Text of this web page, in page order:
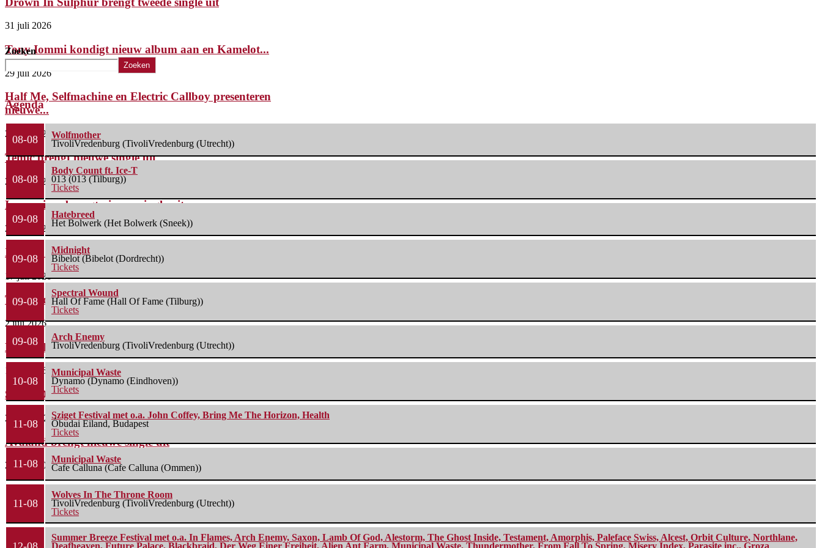
31 juli 2026
Tony Iommi kondigt nieuw album aan en Kamelot...
29 juli 2026
Half Me, Selfmachine en Electric Callboy presenteren
nieuwe...
29 juli 2026
Temic brengt nieuwe single uit
28 juli 2026
Insomnium brengt nieuwe single uit
27 juli 2026
Xskull8 lanceert nieuwe single
17 juli 2026
Twee video’s die je moet zien/horen
2 juli 2026
Drown In Sulphur overtuigt met nieuwe single
1 juli 2026
South Of Heaven talent: A Knight Under Maria’s...
28 mei 2026
Avaland brengt nieuwe single uit
23 april 2026
Zoeken
Zoeken
Agenda
08-08
Wolfmother
TivoliVredenburg (TivoliVredenburg (Utrecht))
08-08
Body Count ft. Ice-T
013 (013 (Tilburg))
Tickets
09-08
Hatebreed
Het Bolwerk (Het Bolwerk (Sneek))
09-08
Midnight
Bibelot (Bibelot (Dordrecht))
Tickets
09-08
Spectral Wound
Hall Of Fame (Hall Of Fame (Tilburg))
Tickets
09-08
Arch Enemy
TivoliVredenburg (TivoliVredenburg (Utrecht))
10-08
Municipal Waste
Dynamo (Dynamo (Eindhoven))
Tickets
11-08
Sziget Festival met o.a. John Coffey, Bring Me The Horizon, Health
Óbudai Eiland, Budapest
Tickets
11-08
Municipal Waste
Cafe Calluna (Cafe Calluna (Ommen))
11-08
Wolves In The Throne Room
TivoliVredenburg (TivoliVredenburg (Utrecht))
Tickets
Summer Breeze Festival met o.a. In Flames, Arch Enemy, Saxon, Lamb Of God, Alestorm, The Ghost Inside, Testament, Amorphis, Paleface Swiss, Alcest, Orbit Culture, Northlane,